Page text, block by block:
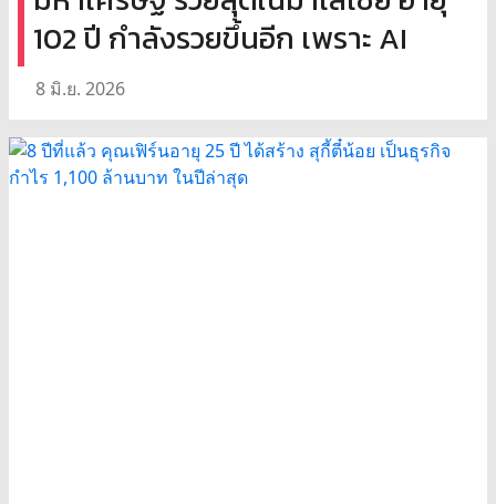
102 ปี กำลังรวยขึ้นอีก เพราะ AI
8 มิ.ย. 2026